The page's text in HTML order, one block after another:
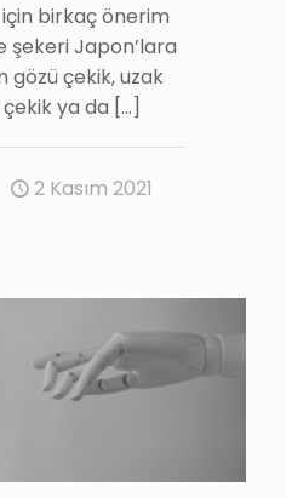
birkaç önerim
şekeri Japon’lara
gözü çekik, uzak
ya da […]
2 Kasım 2021